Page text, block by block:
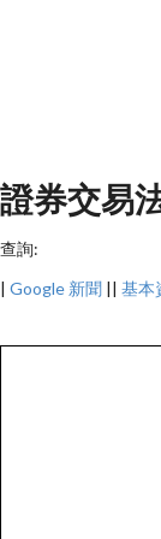
證券交易
查詢:
| Google 新聞 || 基本